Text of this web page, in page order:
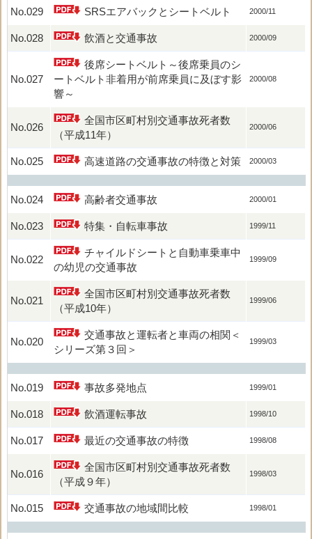
No.029 SRSエアバックとシートベルト 2000/11
No.028 飲酒と交通事故 2000/09
No.027
後席シートベルト～後席乗員のシ
ートベルト非着用が前席乗員に及ぼす影
響～
2000/08
No.026
全国市区町村別交通事故死者数
（平成11年）
2000/06
No.025 高速道路の交通事故の特徴と対策 2000/03
No.024 高齢者交通事故 2000/01
No.023 特集・自転車事故 1999/11
No.022
チャイルドシートと自動車乗車中
の幼児の交通事故
1999/09
No.021
全国市区町村別交通事故死者数
（平成10年）
1999/06
No.020
交通事故と運転者と車両の相関＜
シリーズ第３回＞
1999/03
No.019 事故多発地点 1999/01
No.018 飲酒運転事故 1998/10
No.017 最近の交通事故の特徴 1998/08
No.016
全国市区町村別交通事故死者数
（平成９年）
1998/03
No.015 交通事故の地域間比較 1998/01